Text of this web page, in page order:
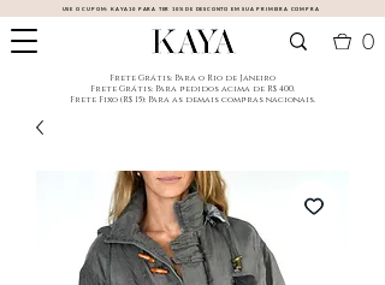
0
USE O CUPOM:KAYA10PARA TER 10% DE DESCONTO EM SUA PRIMEIRA COMPRA
​Frete Grátis: Para o Rio de Janeiro
​Frete Grátis: Para pedidos acima de R$ 400.
Frete Fixo (R$ 15): Para as demais compras nacionais.